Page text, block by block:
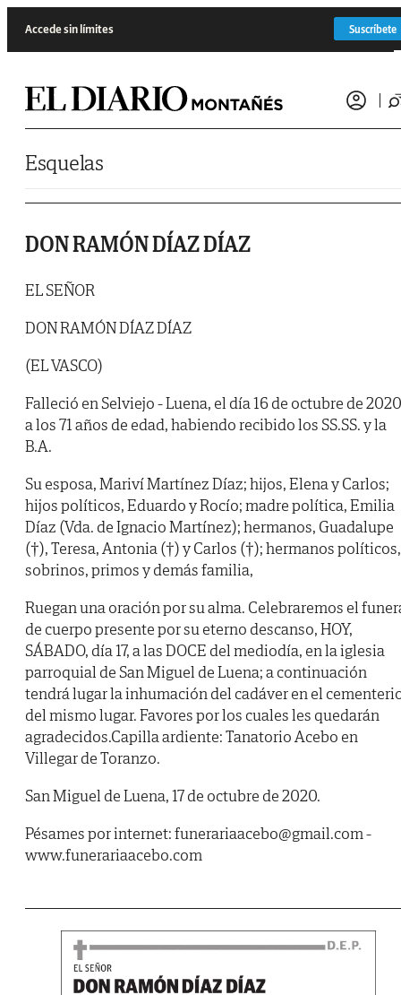
Accede sin límites Suscríbete
Esquelas
DON RAMÓN DÍAZ DÍAZ
EL SEÑOR
DON RAMÓN DÍAZ DÍAZ
(EL VASCO)
Falleció en Selviejo - Luena, el día 16 de octubre de
a los 71 años de edad, habiendo recibido los SS.SS. y la
B.A.
Su esposa, Mariví Martínez Díaz; hijos, Elena y Carlos;
hijos políticos, Eduardo y Rocío; madre política, Emilia
Díaz (Vda. de Ignacio Martínez); hermanos, Guadalupe
(†), Teresa, Antonia (†) y Carlos (†); hermanos políticos,
sobrinos, primos y demás familia,
Ruegan una oración por su alma. Celebraremos el
de cuerpo presente por su eterno descanso, HOY,
SÁBADO, día 17, a las DOCE del mediodía, en la iglesia
parroquial de San Miguel de Luena; a continuación
tendrá lugar la inhumación del cadáver en el
del mismo lugar. Favores por los cuales les quedarán
agradecidos.Capilla ardiente: Tanatorio Acebo en
Villegar de Toranzo.
San Miguel de Luena, 17 de octubre de 2020.
Pésames por internet: funerariaacebo@gmail.com -
www.funerariaacebo.com